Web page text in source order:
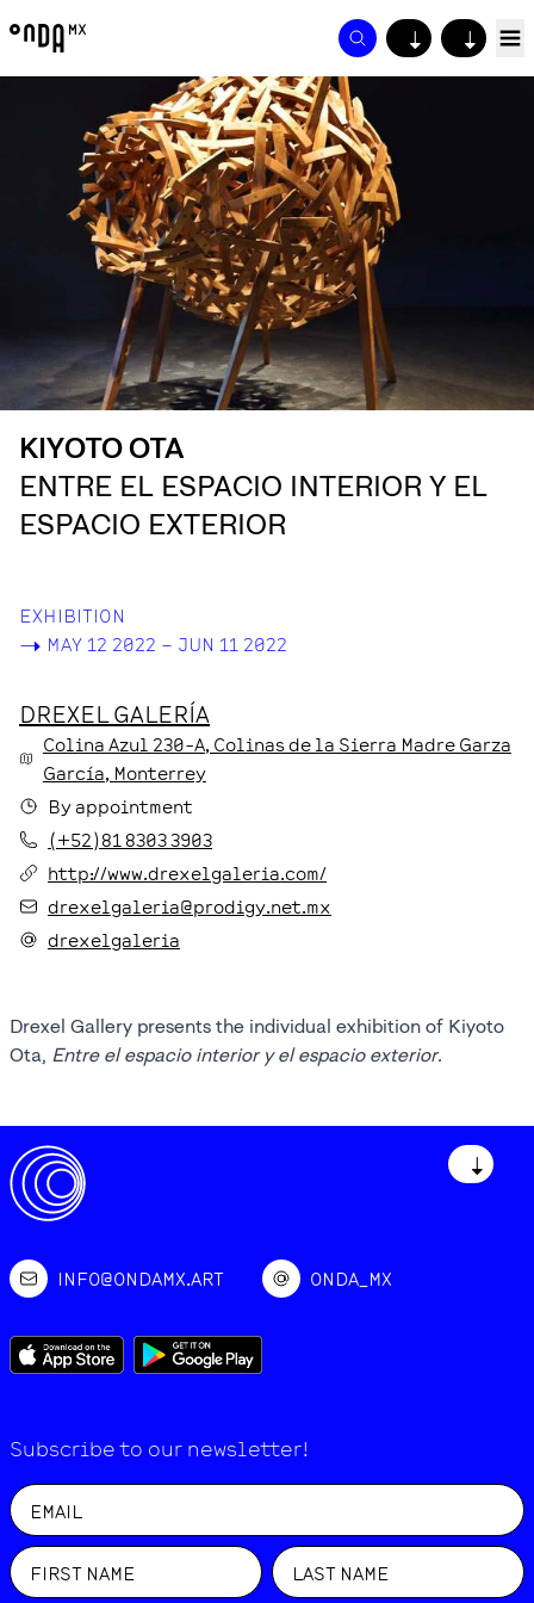
↓ ↓
KIYOTO OTA
ENTRE EL ESPACIO INTERIOR Y EL
ESPACIO EXTERIOR
EXHIBITION
-> MAY 12 2022 – JUN 11 2022
DREXEL GALERÍA
Colina Azul 230-A, Colinas de la Sierra Madre Garza
García, Monterrey
By appointment
(+52)81 8303 3903
http://www.drexelgaleria.com/
drexelgaleria@prodigy.net.mx
drexelgaleria
Drexel Gallery presents the individual exhibition of Kiyoto
Ota, Entre el espacio interior y el espacio exterior.
↓
INFO@ONDAMX.ART ONDA_MX
Subscribe to our newsletter!